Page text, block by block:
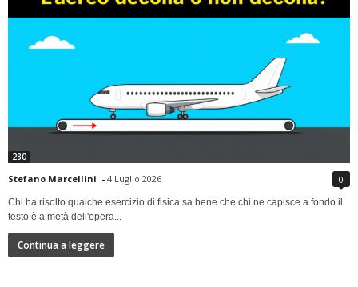
280
Stefano Marcellini - 4 Luglio 2026 0
Chi ha risolto qualche esercizio di fisica sa bene che chi ne capisce a fondo il
testo è a metà dell'opera...
Continua a leggere